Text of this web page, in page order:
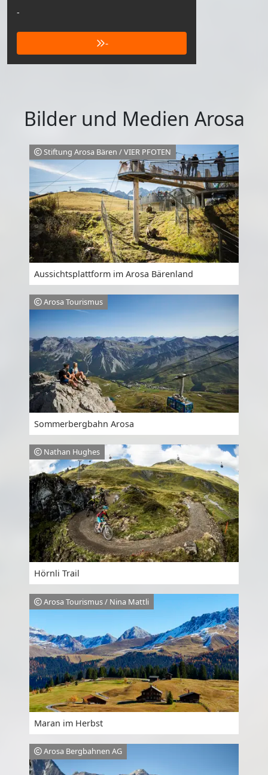
-
-
Bilder und Medien Arosa
Stiftung Arosa Bären / VIER PFOTEN
Aussichtsplattform im Arosa Bärenland
Arosa Tourismus
Sommerbergbahn Arosa
Nathan Hughes
Hörnli Trail
Arosa Tourismus / Nina Mattli
Maran im Herbst
Arosa Bergbahnen AG